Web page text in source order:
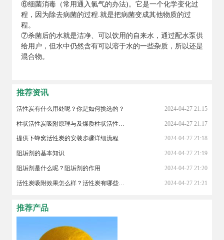
⑥细菌消毒（常用通入氯气的办法)。它是一个化学变化过
程，因为除去病菌的过程.就是把病菌变成其他物质的过
程。
⑦杀菌后的水就是洁净、可以饮用的自来水，通过配水泵供
给用户，但水中仍然含有可以溶于水的一些杂质，所以还是
混合物。
推荐资讯
活性炭有什么用处呢？你是如何挑选的？ 2024-04-27 21:15
2024-04-27 21:17
提供下蜂窝活性炭的安装步骤详细流程 2024-04-27 21:18
阻垢剂的基本知识 2024-04-27 21:19
阻垢剂是什么呢？阻垢剂的作用 2024-04-27 21:20
活性炭吸附效果怎么样？活性炭有哪些作用？ 2024-04-27 21:21
推荐产品